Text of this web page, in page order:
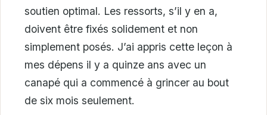
soutien optimal. Les ressorts, s’il y en a,
doivent être fixés solidement et non
simplement posés. J’ai appris cette leçon à
mes dépens il y a quinze ans avec un
canapé qui a commencé à grincer au bout
de six mois seulement.